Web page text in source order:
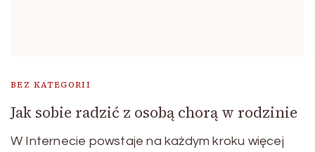
BEZ KATEGORII
Jak sobie radzić z osobą chorą w rodzinie
W Internecie powstaje na każdym kroku więcej